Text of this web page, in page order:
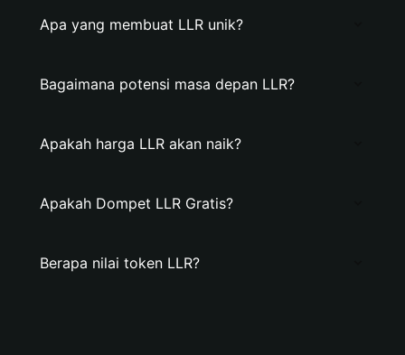
Apa yang membuat LLR unik?
Bagaimana potensi masa depan LLR?
Apakah harga LLR akan naik?
Apakah Dompet LLR Gratis?
Berapa nilai token LLR?